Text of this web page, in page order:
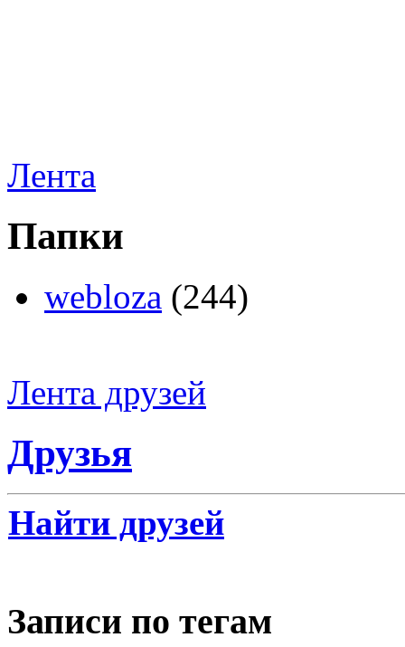
Лента
Папки
webloza (244)
Лента друзей
Друзья
Найти друзей
Записи по тегам